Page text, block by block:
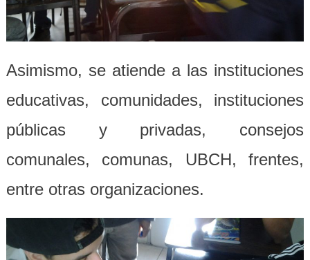
Asimismo, se atiende a las instituciones
educativas, comunidades, instituciones
públicas y privadas, consejos
comunales, comunas, UBCH, frentes,
entre otras organizaciones.